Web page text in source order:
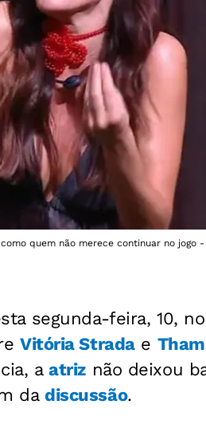
quem não merece continuar no jogo
segunda-feira, 10, no
Vitória Stradae
aatriz não deixou
dadiscussão.